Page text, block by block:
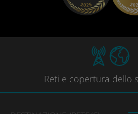
Reti e copertura dello